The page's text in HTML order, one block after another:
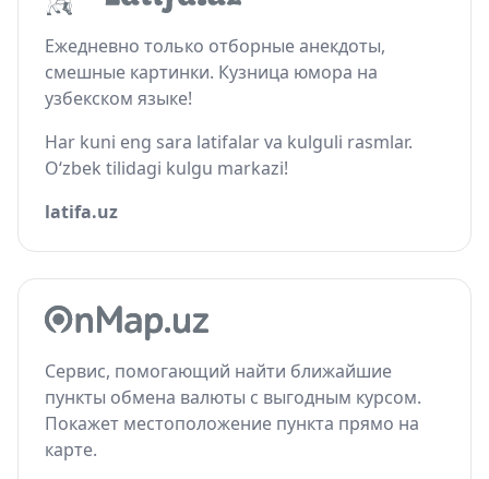
Ежедневно только отборные анекдоты,
смешные картинки. Кузница юмора на
узбекском языке!
Har kuni eng sara latifalar va kulguli rasmlar.
O‘zbek tilidagi kulgu markazi!
latifa.uz
Сервис, помогающий найти ближайшие
пункты обмена валюты с выгодным курсом.
Покажет местоположение пункта прямо на
карте.